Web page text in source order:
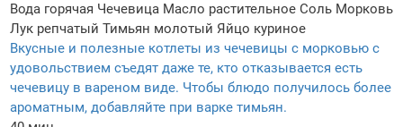
Вода горячая Чечевица Масло растительное Соль Морковь
Лук репчатый Тимьян молотый Яйцо куриное
Вкусные и полезные котлеты из чечевицы с морковью с
удовольствием съедят даже те, кто отказывается есть
чечевицу в вареном виде. Чтобы блюдо получилось более
ароматным, добавляйте при варке тимьян.